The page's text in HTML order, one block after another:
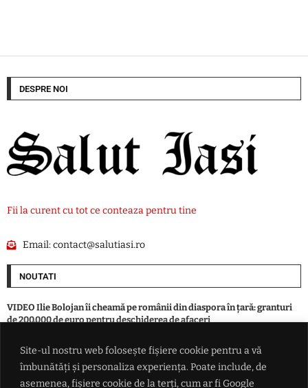
Site-ul nostru web folosește fișiere cookie pentru a vă
îmbunătăți și personaliza experiența. Poate include, de
asemenea, fișiere cookie de la terți, cum ar fi Google
DESPRE NOI
Fii la curent cu tot ce conteaza pentru tine
Email:contact@salutiasi.ro
NOUTATI
VIDEO Ilie Bolojan îi cheamă pe românii din diaspora în țară: granturi
de 200.000 de euro pentru deschiderea de afaceri
FOTO / Cal salvat de pompierii din Pașcani după ce a căzut într-un șanț
de 3 metri, în localitatea Blăgești